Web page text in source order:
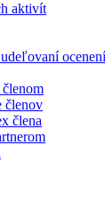
aktivít
ocenení
členov
člena